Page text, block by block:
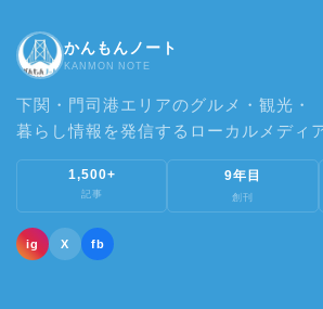
かんもんノート
KANMON NOTE
下関・門司港エリアのグルメ・観光・
暮らし情報を発信するローカルメディ
1,500+
記事
9年目
創刊
ig X fb